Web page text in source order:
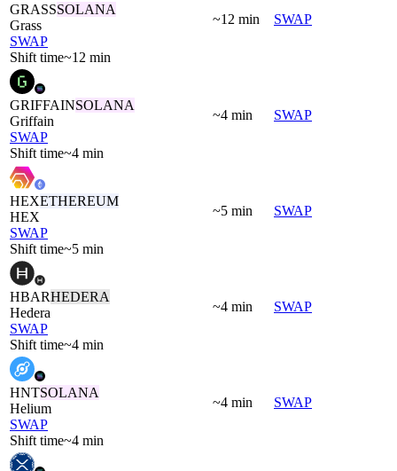
GRASSSOLANA
Grass
SWAP
Shift time~12 min
~12 min SWAP
GRIFFAINSOLANA
Griffain
SWAP
Shift time~4 min
~4 min SWAP
HEXETHEREUM
HEX
SWAP
Shift time~5 min
~5 min SWAP
HBARHEDERA
Hedera
SWAP
Shift time~4 min
~4 min SWAP
HNTSOLANA
Helium
SWAP
Shift time~4 min
~4 min SWAP